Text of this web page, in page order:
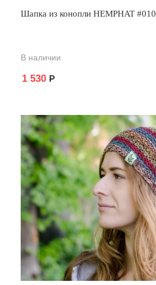
Шапка из конопли HEMPHAT #010
В наличии
1 530 Р